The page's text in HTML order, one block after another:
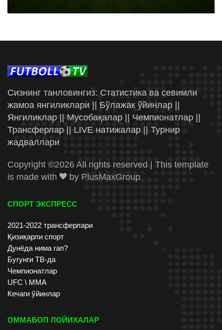
Сизнинг танловингиз: Статистика ва севимли
жамоа янгиликлари || Бўлажак ўйинлар ||
Янгиликлар || Мусобақалар || Чемпионатлар ||
Трансферлар || LIVE натижалар || Турнир
жадваллари
Copyright ©2026 All rights reserved | This template
is made with
by PlusMaxGroup
СПОРТ ЭКСПРЕСС
2021-2022 трансферлари
Қизиқарли спорт
Дунёда нима гап?
Бугунги ТВ-да
Чемпионатлар
UFC \ ММА
Кечаги ўйинлар
ОММАБОП ЛОЙИХАЛАР